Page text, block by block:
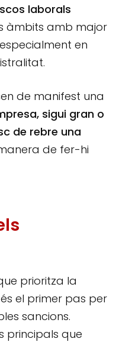
laborals
àmbits amb major
en
de manifest una
sigui gran o
de rebre una
de fer-hi
prioritza la
el primer pas per
sancions.
principals que